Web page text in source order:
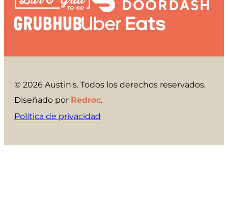
© 2026 Austin's. Todos los derechos reservados.
Diseñado por Redroc.
Política de privacidad